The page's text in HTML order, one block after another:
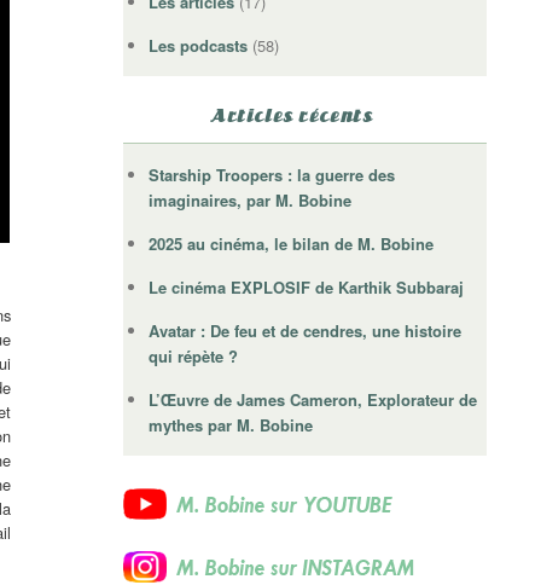
Les podcasts (58)
Articles récents
Starship Troopers : la guerre des
imaginaires, par M. Bobine
2025 au cinéma, le bilan de M. Bobine
Le cinéma EXPLOSIF de Karthik Subbaraj
Avatar : De feu et de cendres, une histoire
qui répète ?
L’Œuvre de James Cameron, Explorateur de
mythes par M. Bobine